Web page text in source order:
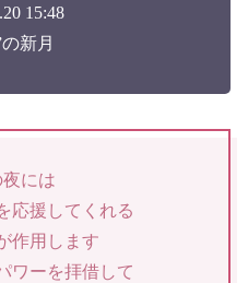
15:48
新月
には
応援してくれる
作用します
ワーを拝借して